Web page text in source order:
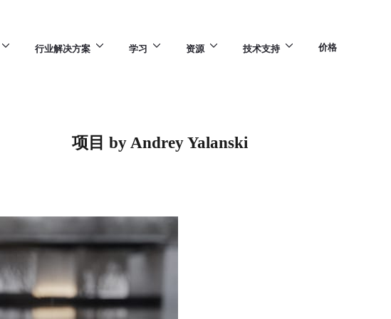
行业解决方案 学习 资源 技术支持 价格
项目 by Andrey Yalanski